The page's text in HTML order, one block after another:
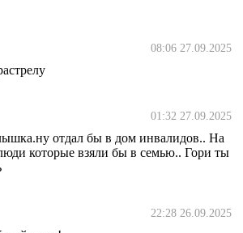
08:06 27.09.2025
01:32 27.09.2025
отдал бы в дом инвалидов.. На
которые взяли бы в семью.. Гори ты
22:28 26.09.2025